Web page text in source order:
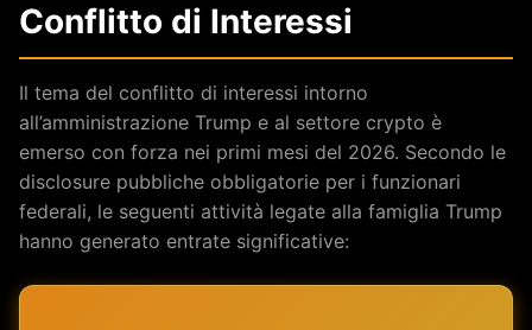
Conflitto di Interessi
Il tema del conflitto di interessi intorno
all’amministrazione Trump e al settore crypto è
emerso con forza nei primi mesi del 2026. Secondo le
disclosure pubbliche obbligatorie per i funzionari
federali, le seguenti attività legate alla famiglia Trump
hanno generato entrate significative: